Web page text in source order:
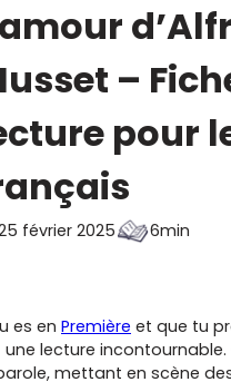
–
pour
février 2025 6min
es en Première et que tu
une lecture
mettant en scène